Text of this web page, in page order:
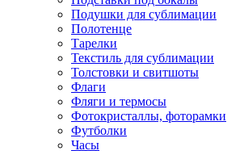
Подушки для сублимации
Полотенце
Тарелки
Текстиль для сублимации
Толстовки и свитшоты
Флаги
Фляги и термосы
Фотокристаллы, фоторамки
Футболки
Часы